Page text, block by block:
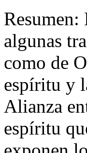
Resumen:
algunas
como de
espíritu y
Alianza
espíritu